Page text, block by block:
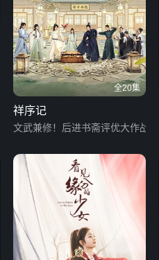
全20集
祥序记
文武兼修！后进书斋评优大作战